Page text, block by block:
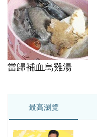
當歸補血烏雞湯
最高瀏覽